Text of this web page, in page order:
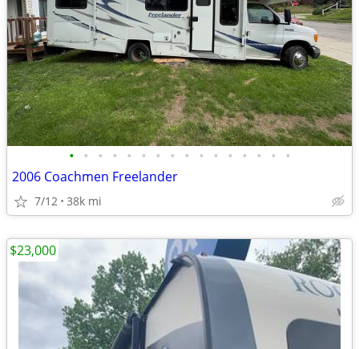
• • • • • • • • • • • • • • • •
2006 Coachmen Freelander
7/12 38k mi
$23,000